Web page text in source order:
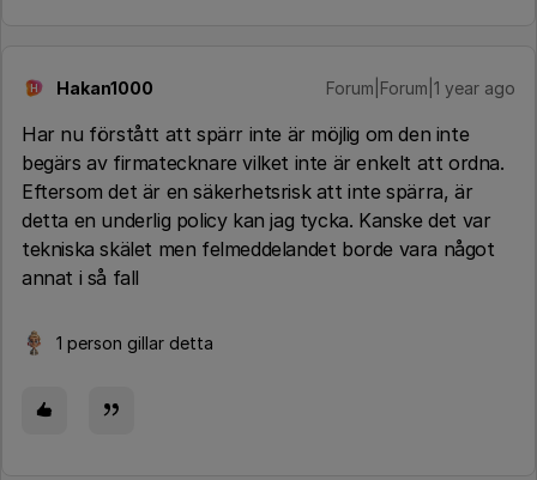
H Hakan1000 Forum|Forum|1 year ago
Har nu förstått att spärr inte är möjlig om den inte
begärs av firmatecknare vilket inte är enkelt att ordna.
Eftersom det är en säkerhetsrisk att inte spärra, är
detta en underlig policy kan jag tycka. Kanske det var
tekniska skälet men felmeddelandet borde vara något
annat i så fall
1 person gillar detta